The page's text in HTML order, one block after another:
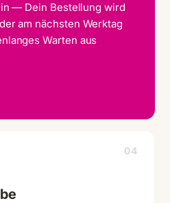
— Dein Bestellung wird
am nächsten Werktag
Warten aus
04